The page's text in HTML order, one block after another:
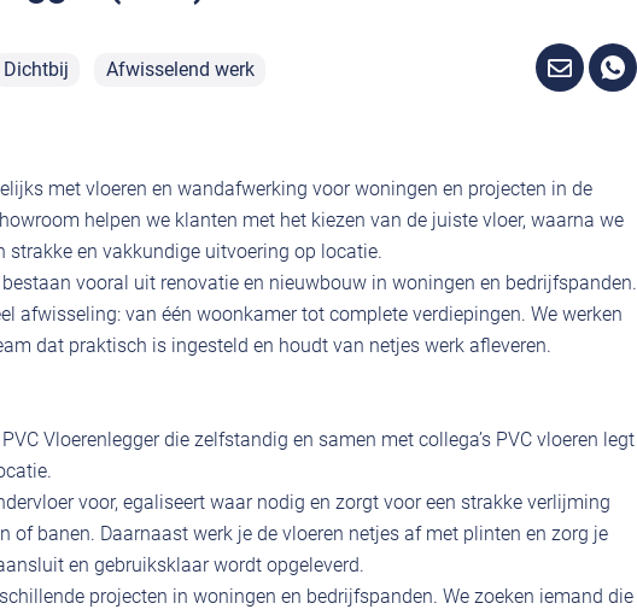
Dichtbij Afwisselend werk
met vloeren en wandafwerking voor woningen en projecten in de
helpen we klanten met het kiezen van de juiste vloer, waarna we
strakke en vakkundige uitvoering op locatie.
vooral uit renovatie en nieuwbouw in woningen en bedrijfspanden.
afwisseling: van één woonkamer tot complete verdiepingen. We werken
dat praktisch is ingesteld en houdt van netjes werk afleveren.
Vloerenlegger die zelfstandig en samen met collega’s PVC vloeren legt
voor, egaliseert waar nodig en zorgt voor een strakke verlijming
of banen. Daarnaast werk je de vloeren netjes af met plinten en zorg je
en gebruiksklaar wordt opgeleverd.
projecten in woningen en bedrijfspanden. We zoeken iemand die